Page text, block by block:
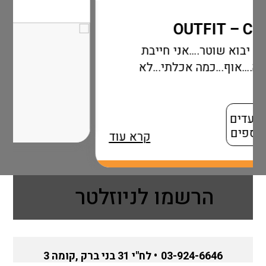
חייבת
קרא עוד
הרשמו לניוזלטר
03-924-6646 • לח"י 31 בני ברק ,קומה 3